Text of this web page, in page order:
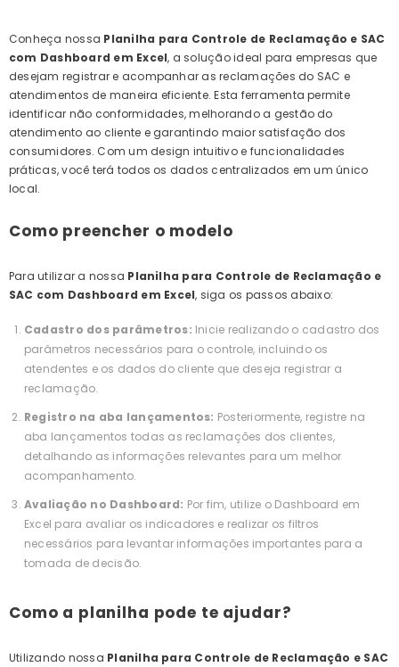
Conheça nossa Planilha para Controle de Reclamação e SAC
com Dashboard em Excel, a solução ideal para empresas que
desejam registrar e acompanhar as reclamações do SAC e
atendimentos de maneira eficiente. Esta ferramenta permite
identificar não conformidades, melhorando a gestão do
atendimento ao cliente e garantindo maior satisfação dos
consumidores. Com um design intuitivo e funcionalidades
práticas, você terá todos os dados centralizados em um único
local.
Como preencher o modelo
Para utilizar a nossa Planilha para Controle de Reclamação e
SAC com Dashboard em Excel, siga os passos abaixo:
Cadastro dos parâmetros: Inicie realizando o cadastro dos
parâmetros necessários para o controle, incluindo os
atendentes e os dados do cliente que deseja registrar a
reclamação.
Registro na aba lançamentos: Posteriormente, registre na
aba lançamentos todas as reclamações dos clientes,
detalhando as informações relevantes para um melhor
acompanhamento.
Avaliação no Dashboard: Por fim, utilize o Dashboard em
Excel para avaliar os indicadores e realizar os filtros
necessários para levantar informações importantes para a
tomada de decisão.
Como a planilha pode te ajudar?
Utilizando nossa Planilha para Controle de Reclamação e SAC